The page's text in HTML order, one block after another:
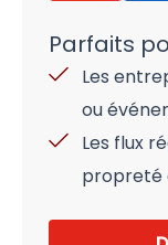
Parfaits
Les
ou
Les flux
propreté